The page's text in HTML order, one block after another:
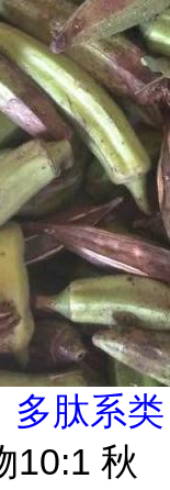
多肽系类
10:1 秋